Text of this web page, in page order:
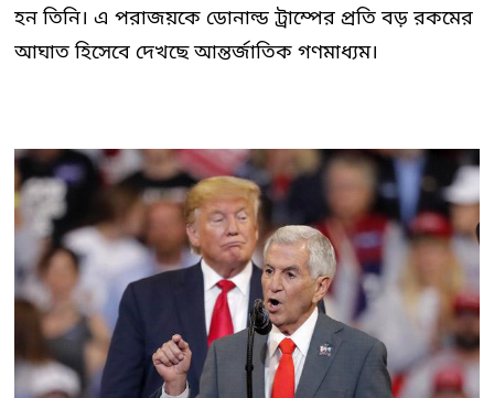
হন তিনি। এ পরাজয়কে ডোনাল্ড ট্রাম্পের প্রতি বড় রকমের
আঘাত হিসেবে দেখছে আন্তর্জাতিক গণমাধ্যম।